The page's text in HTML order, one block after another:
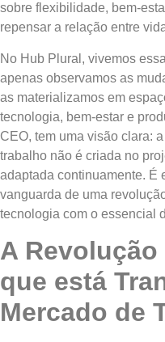
sobre flexibilidade, bem-
repensar a relação entre
No Hub Plural, vivemos
apenas observamos as
as materializamos em
tecnologia, bem-estar e
CEO, tem uma visão clara:
trabalho não é criada no
adaptada continuamente. É
vanguarda de uma
tecnologia com o essencial
A
que está
Mercado de